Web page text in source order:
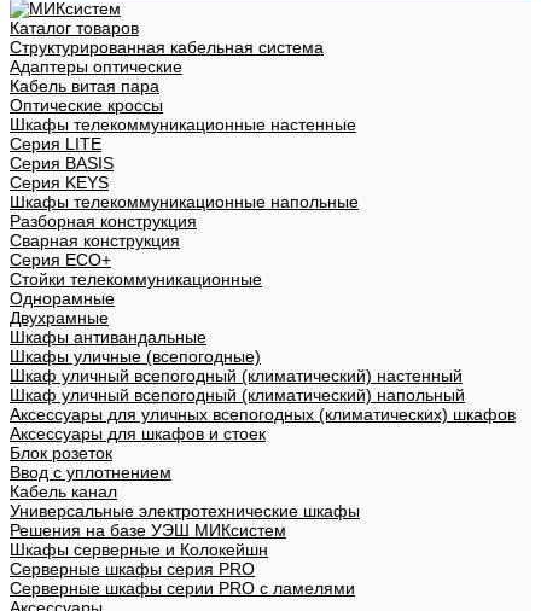
Каталог товаров
Структурированная кабельная система
Адаптеры оптические
Кабель витая пара
Оптические кроссы
Шкафы телекоммуникационные настенные
Cерия LITE
Cерия BASIS
Cерия KEYS
Шкафы телекоммуникационные напольные
Разборная конструкция
Сварная конструкция
Серия ECO+
Стойки телекоммуникационные
Однорамные
Двухрамные
Шкафы антивандальные
Шкафы уличные (всепогодные)
Шкаф уличный всепогодный (климатический) настенный
Шкаф уличный всепогодный (климатический) напольный
Аксессуары для уличных всепогодных (климатических) шкафов
Аксессуары для шкафов и стоек
Блок розеток
Ввод с уплотнением
Кабель канал
Универсальные электротехнические шкафы
Решения на базе УЭШ МИКсистем
Шкафы серверные и Колокейшн
Серверные шкафы серия PRO
Серверные шкафы серии PRO с ламелями